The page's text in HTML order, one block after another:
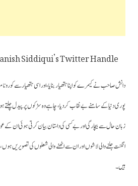
Siddiqui’s Twitter Handle
دانش صاحب نے کیمرے کو اپنا ہتھیار بنایا،اور اسی ہتھیار سے
پوری دنیا کے سامنے بے نقاب کردیا، چاہے وہ سڑکوں پر پیدل
زبان حال سے بیچارگی اور بے کسی کی داستان بیان کرتی ہوئی ان کے
انگنت جلنے والی لاشوں اور ان سے اٹھنے والی شعلوں کی تصویریں
ہیں۔